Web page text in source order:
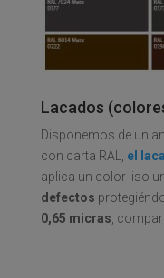
Lacados
Disponemos de un
con carta RAL, el
aplica un color liso
defectos
0,65 micras ,